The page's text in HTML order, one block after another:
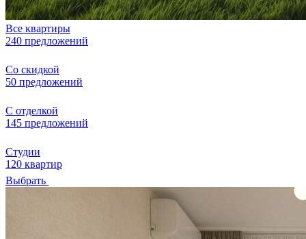
Все квартиры
240 предложений
Со скидкой
50 предложений
С отделкой
145 предложений
Студии
120 квартир
Выбрать